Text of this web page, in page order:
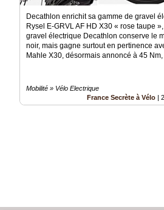
Decathlon enrichit sa gamme de gravel
Rysel E-GRVL AF HD X30 « rose taupe
gravel électrique Decathlon conserve le
noir, mais gagne surtout en pertinence
Mahle X30, désormais annoncé à 45 Nm,
Mobilité » Vélo Electrique
France Secrète à Vélo |